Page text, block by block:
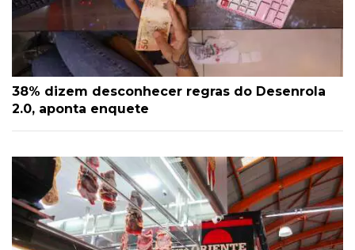
38% dizem desconhecer regras do Desenrola
2.0, aponta enquete